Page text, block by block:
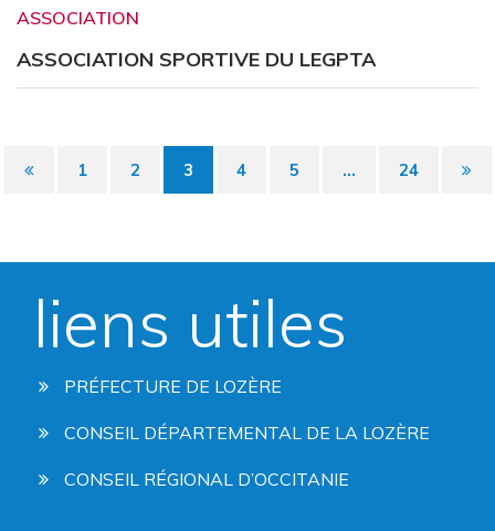
ASSOCIATION
ASSOCIATION SPORTIVE DU LEGPTA
Page
1 2 3 4 5 ... 24
liens utiles
PRÉFECTURE DE LOZÈRE
CONSEIL DÉPARTEMENTAL DE LA LOZÈRE
CONSEIL RÉGIONAL D’OCCITANIE